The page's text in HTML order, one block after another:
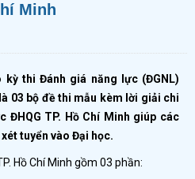
Minh
kỳ thi Đánh giá năng lực (ĐGNL)
03 bộ đề thi mẫu kèm lời giải chi
ĐHQG TP. Hồ Chí Minh giúp các
tuyển vào Đại học.
Hồ Chí Minh gồm 03 phần: